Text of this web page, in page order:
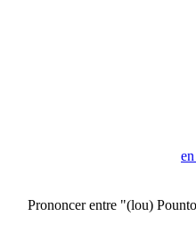
Prononcer entre "(lou)